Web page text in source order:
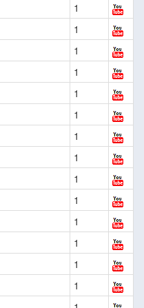
1
1
1
1
1
1
1
1
1
1
1
1
1
1